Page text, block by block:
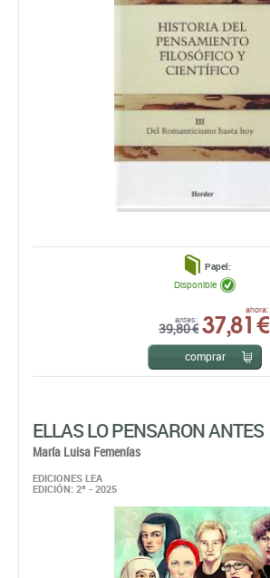
Papel:
antes:
39,80 €
ahora:
37,81 €
Disponible
comprar
ELLAS LO PENSARON ANTES
María Luisa Femenías
EDICIONES LEA
EDICIÓN: 2ª - 2025